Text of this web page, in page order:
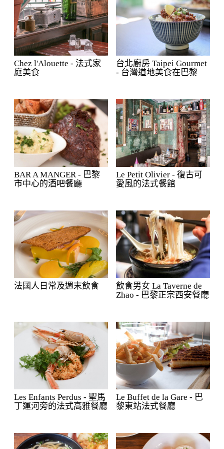
Chez l'Alouette - 法式家
庭美食
台北廚房 Taipei Gourmet
- 台灣道地美食在巴黎
BAR A MANGER - 巴黎
市中心的酒吧餐廳
Le Petit Olivier - 復古可
愛風的法式餐館
法國人日常及週末飲食
飲食男女 La Taverne de
Zhao - 巴黎正宗西安餐廳
Les Enfants Perdus - 聖馬
丁運河旁的法式高雅餐廳
Le Buffet de la Gare - 巴
黎東站法式餐廳